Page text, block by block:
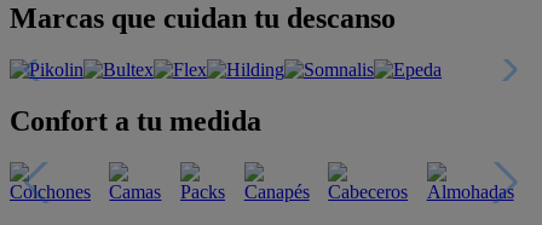
Marcas que cuidan tu descanso
Confort a tu medida